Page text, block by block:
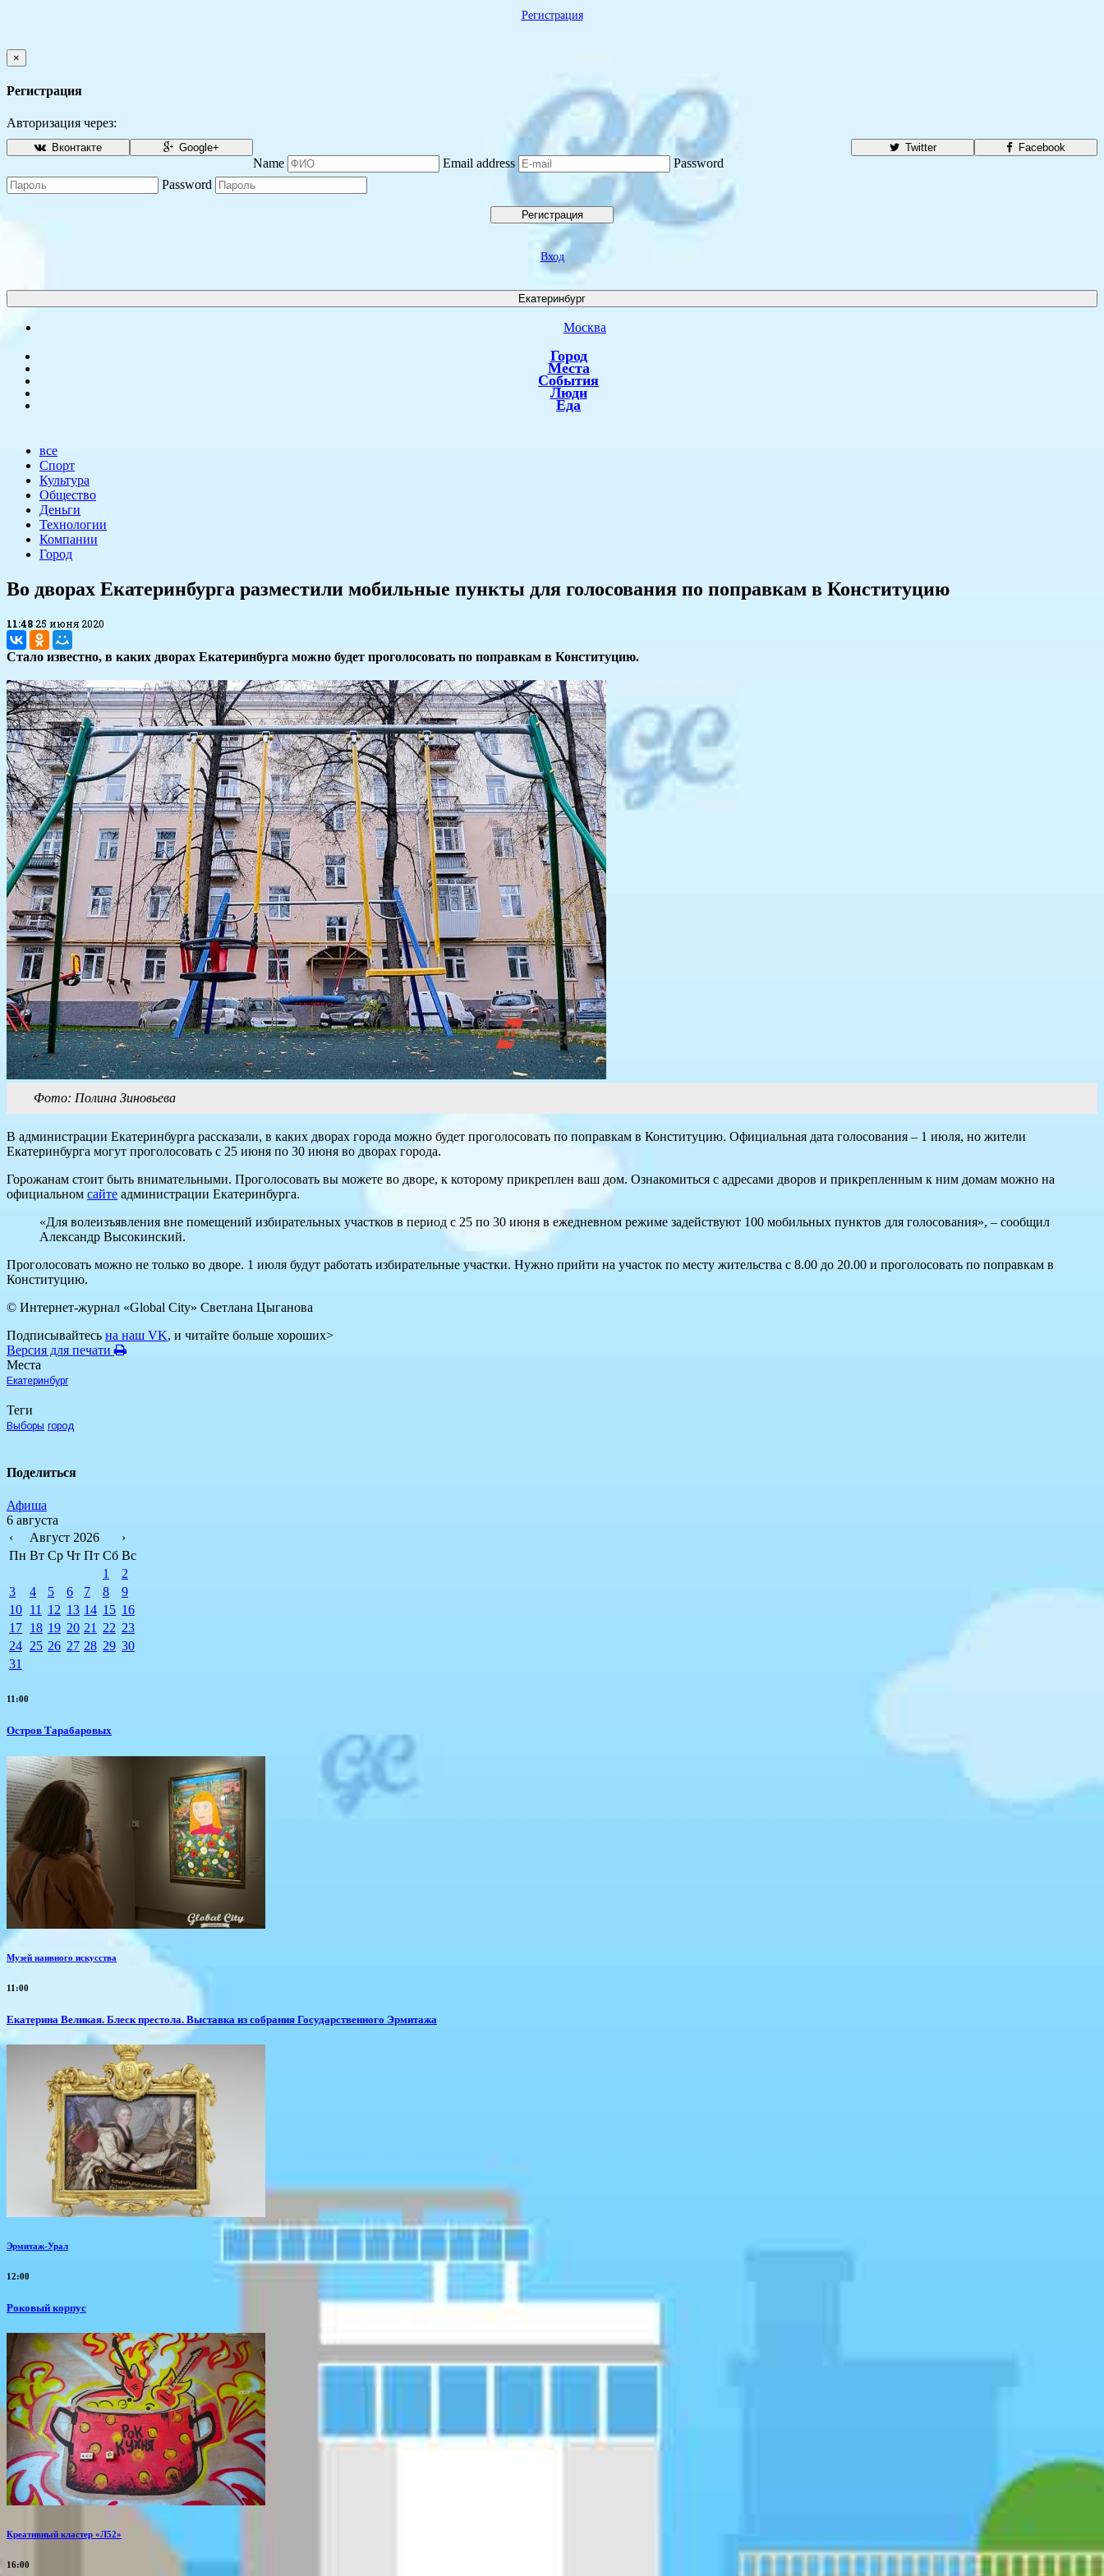
Регистрация
×
Регистрация
Авторизация через:
Facebook
Вконтакте Twitter
Google+
Name Email address
Password
Password
Регистрация
Вход
Екатеринбург
Москва
Город
Места
События
Люди
Еда
все
Спорт
Культура
Общество
Деньги
Технологии
Компании
Город
Во дворах Екатеринбурга разместили мобильные пункты для голосования по поправкам в Конституцию
11:4825 июня 2020
Стало известно, в каких дворах Екатеринбурга можно будет проголосовать по поправкам в Конституцию.
Фото: Полина Зиновьева
В администрации Екатеринбурга рассказали, в каких дворах города можно будет проголосовать по поправкам в Конституцию. Официальная дата голосования – 1 июля, но жители
Екатеринбурга могут проголосовать с 25 июня по 30 июня во дворах города.
Горожанам стоит быть внимательными. Проголосовать вы можете во дворе, к которому прикреплен ваш дом. Ознакомиться с адресами дворов и прикрепленным к ним домам можно на
официальном сайте администрации Екатеринбурга.
«Для волеизъявления вне помещений избирательных участков в период с 25 по 30 июня в ежедневном режиме задействуют 100 мобильных пунктов для голосования», – сообщил
Александр Высокинский.
Проголосовать можно не только во дворе. 1 июля будут работать избирательные участки. Нужно прийти на участок по месту жительства с 8.00 до 20.00 и проголосовать по поправкам в
Конституцию.
© Интернет-журнал «Global City» Светлана Цыганова
Подписывайтесь на наш VK, и читайте больше хороших>
Версия для печати
Места
Екатеринбург
Теги
Выборы город
Поделиться
Афиша
6 августа
‹
Август 2026
›
Пн Вт Ср Чт Пт Сб Вс
1
2
3
4 5 6 7 8
9
10 11 12 13 14 15 16
17 18 19 20 21 22 23
24 25 26 27 28 29 30
31
11:00
Остров Тарабаровых
Музей наивного искусства
11:00
Екатерина Великая. Блеск престола. Выставка из собрания Государственного Эрмитажа
Эрмитаж-Урал
12:00
Роковый корпус
Креативный кластер «Л52»
16:00